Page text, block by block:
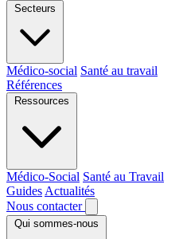
Secteurs
Médico-social Santé au travail
Références
Ressources
Médico-Social Santé au Travail
Guides Actualités
Nous contacter
Qui sommes-nous